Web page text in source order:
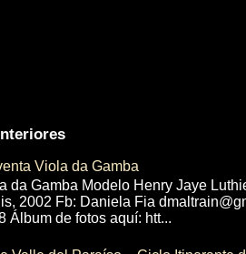
Viola da Gamba
da Gamba Modelo Henry Jaye
2002 Fb: Daniela Fia
Álbum de fotos aquí: htt...